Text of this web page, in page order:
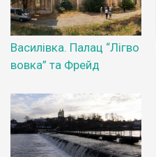
Василівка. Палац “Лігво
вовка” та Фрейд